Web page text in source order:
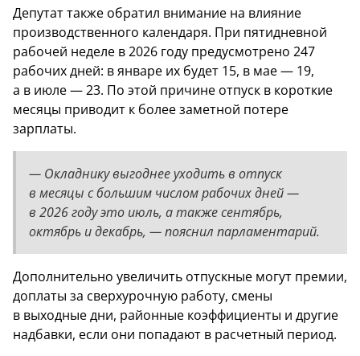
Депутат также обратил внимание на влияние
производственного календаря. При пятидневной
рабочей неделе в 2026 году предусмотрено 247
рабочих дней: в январе их будет 15, в мае — 19,
а в июле — 23. По этой причине отпуск в короткие
месяцы приводит к более заметной потере
зарплаты.
— Окладнику выгоднее уходить в отпуск
в месяцы с большим числом рабочих дней —
в 2026 году это июль, а также сентябрь,
октябрь и декабрь, — пояснил парламентарий.
Дополнительно увеличить отпускные могут премии,
доплаты за сверхурочную работу, смены
в выходные дни, районные коэффициенты и другие
надбавки, если они попадают в расчетный период.